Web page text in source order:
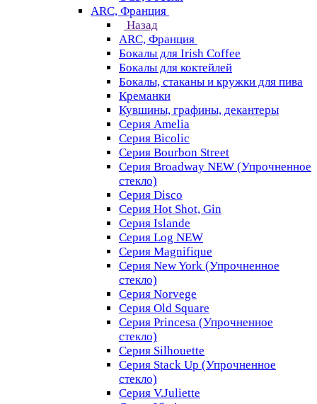
ARC, Франция
Назад
ARC, Франция
Бокалы для Irish Coffee
Бокалы для коктейлей
Бокалы, стаканы и кружки для пива
Креманки
Кувшины, графины, декантеры
Серия Amelia
Серия Bicolic
Серия Bourbon Street
Серия Broadway NEW (Упрочненное
стекло)
Серия Disco
Серия Hot Shot, Gin
Серия Islande
Серия Log NEW
Серия Magnifique
Серия New York (Упрочненное
стекло)
Серия Norvege
Серия Old Square
Серия Princesa (Упрочненное
стекло)
Серия Silhouette
Серия Stack Up (Упрочненное
стекло)
Серия V.Juliette